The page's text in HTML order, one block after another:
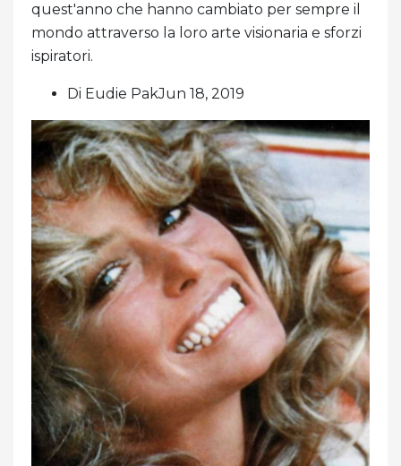
quest'anno che hanno cambiato per sempre il
mondo attraverso la loro arte visionaria e sforzi
ispiratori.
Di Eudie PakJun 18, 2019